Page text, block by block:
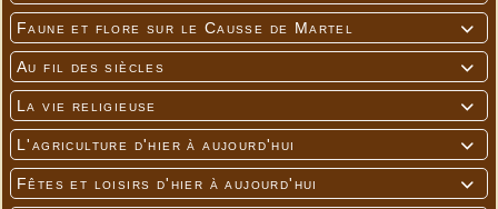

Faune et flore sur le Causse de Martel

Au fil des siècles

La vie religieuse

L'agriculture d'hier à aujourd'hui

Fêtes et loisirs d'hier à aujourd'hui